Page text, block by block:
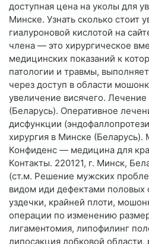
доступная цена на уколы для
Минске. Узнать сколько стоит
гиалуроновой кислотой на
члена — это хирургическое
медицинских показаний к
патологии и травмы,
через доступ в области
увеличение висячего.
(Беларусь). Оперативное
дисфункции
хирургия в Минске
Конфиденс — медицина для
Контакты. 220121, г. Минск,
(ст.м. Решение мужских
видом иди дефектами половых
уздечки, крайней плоти,
операции по изменению
лигаментомия, липофилинг
липосакция лобковой